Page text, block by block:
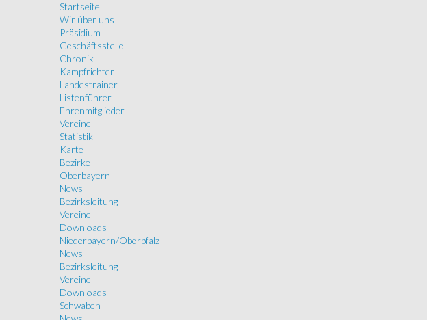
Startseite
Wir über uns
Präsidium
Geschäftsstelle
Chronik
Kampfrichter
Landestrainer
Listenführer
Ehrenmitglieder
Vereine
Statistik
Karte
Bezirke
Oberbayern
News
Bezirksleitung
Vereine
Downloads
Niederbayern/Oberpfalz
News
Bezirksleitung
Vereine
Downloads
Schwaben